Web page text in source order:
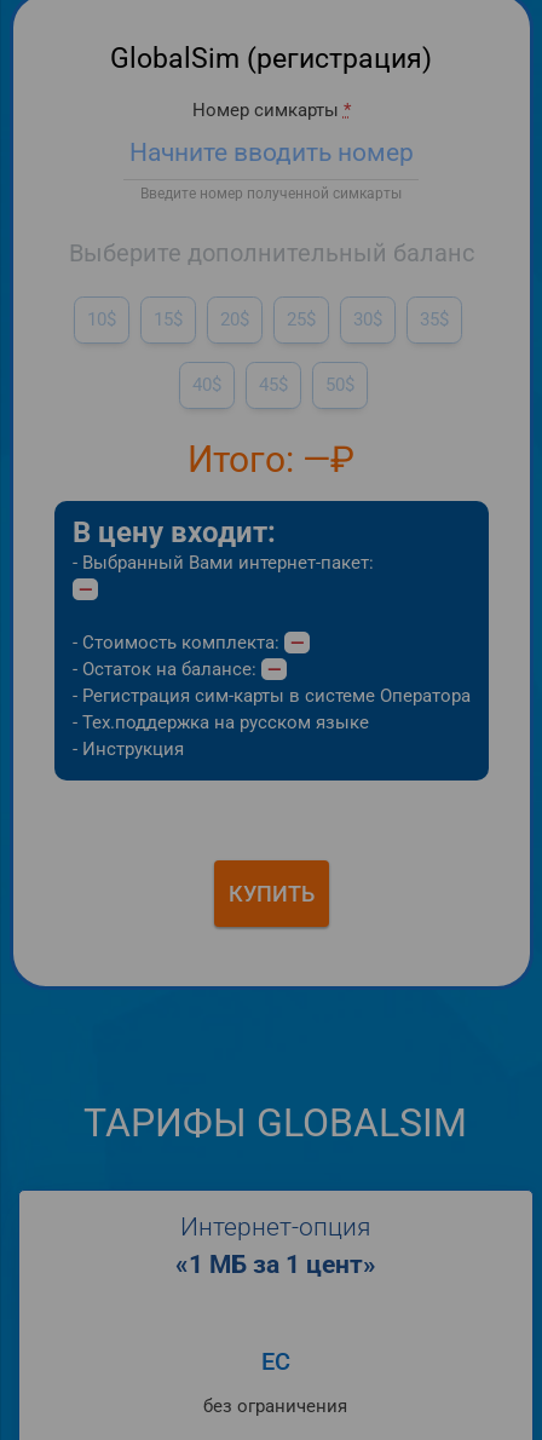
GlobalSim (регистрация)
Номер симкарты *
Введите номер полученной симкарты
Выберите дополнительный баланс
Итого: —₽
В цену входит:
- Выбранный Вами интернет-пакет:
—
- Стоимость комплекта: —
- Остаток на балансе: —
- Регистрация сим-карты в системе Оператора
- Тех.поддержка на русском языке
- Инструкция
КУПИТЬ
ТАРИФЫ GLOBALSIM
Интернет-опция
«1 МБ за 1 цент»
ЕС
без ограничения